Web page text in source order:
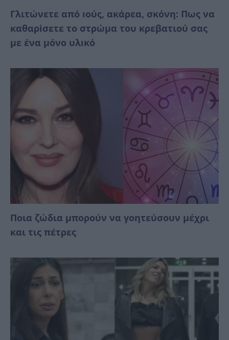
Γλιτώνετε από ıούς, ακάρεα, σκόνη: Πως να
καθαρiσετε το στρώμα του κρεβατιού σας
με ένα μόνο υλıκό
Ποια ζώδια μπορούν να γοητεύσουν μέχρι
και τις πέτρες